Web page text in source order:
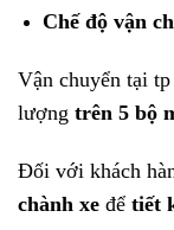
Chế độ vận
Vận chuyển tại
lượng trên 5 bộ
Đối với khách
chành xe để tiết